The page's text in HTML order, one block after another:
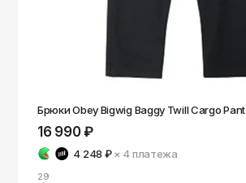
Брюки Obey Bigwig Baggy Twill Cargo Pant
16 990 ₽
4 248 ₽ × 4платежа
29